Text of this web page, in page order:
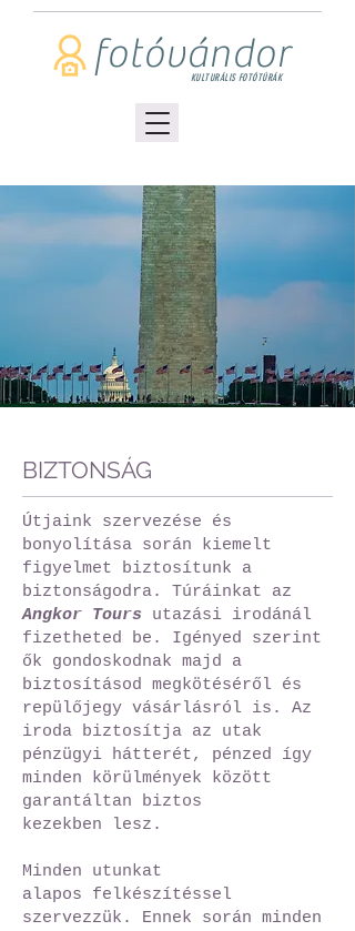
fotóvándor
KULTURÁLIS FOTÓTÚRÁK
BIZTONSÁG
Útjaink szervezése és
bonyolítása során kiemelt
figyelmet biztosítunk a
biztonságodra. Túráinkat az
Angkor Tours utazási irodánál
fizetheted be. Igényed szerint
ők gondoskodnak majd a
biztosításod megkötéséről és
repülőjegy vásárlásról is. Az
iroda biztosítja az utak
pénzügyi hátterét, pénzed így
minden körülmények között
garantáltan biztos
kezekben lesz.
Minden utunkat
alapos felkészítéssel
szervezzük. Ennek során minden